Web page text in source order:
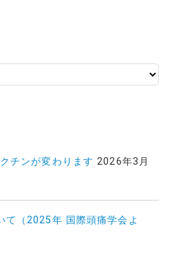
チンが変わります 2026年3月
て（2025年 国際頭痛学会よ